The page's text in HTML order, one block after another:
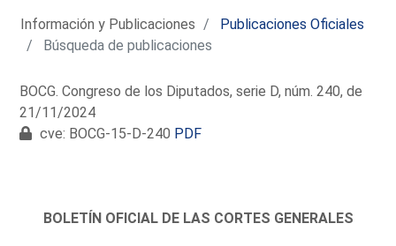
Información y Publicaciones
Publicaciones Oficiales
Búsqueda de publicaciones
BOCG. Congreso de los Diputados, serie D, núm. 240, de
21/11/2024
cve: BOCG-15-D-240 PDF
BOLETÍN OFICIAL DE LAS CORTES GENERALES